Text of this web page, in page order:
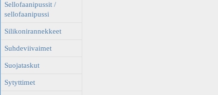
Sellofaanipussit /
sellofaanipussi
Silikonirannekkeet
Suhdeviivaimet
Suojataskut
Sytyttimet